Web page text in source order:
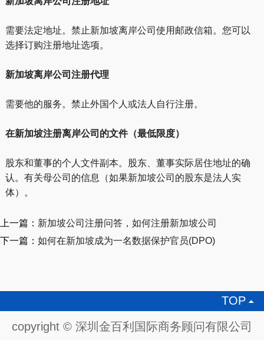
需要法定地址。禁止新加坡离岸公司使用邮政信箱。您可以
选择订购注册地址选项。
新加坡离岸公司注册代理
需要他的服务。禁止外国个人或法人自行注册。
在新加坡注册离岸公司的文件（最低限度）
股东和董事的个人文件副本。股东、董事实际居住地址的确
认。有关母公司的信息（如果新加坡公司的股东是法人实
体）。
上一篇： 新加坡公司注册问答，如何注册新加坡公司
下一篇： 如何在新加坡成为一名数据保护官员(DPO)
TOP
copyright © 深圳金百利国际商务顾问有限公司